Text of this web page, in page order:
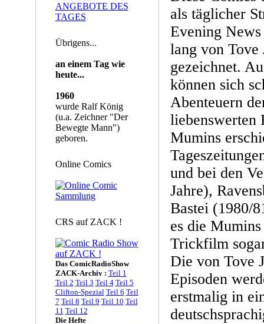
ANGEBOTE DES
TAGES
Übrigens...
an einem Tag wie
heute...
1960
wurde Ralf König
(u.a. Zeichner "Der
Bewegte Mann")
geboren.
Online Comics
CRS auf ZACK !
Das ComicRadioShow
ZACK-Archiv : Teil 1
Teil 2 Teil 3 Teil 4 Teil 5
Clifton-Spezial Teil 6 Teil
7 Teil 8 Teil 9 Teil 10 Teil
11 Teil 12
Die Hefte
als täglicher
Evening
lang von Tove
gezeichnet.
können sich
Abenteuern
liebenswerten
Mumins
und bei den
Jahre),
Bastei (1980/
es die
Trickfilm
Die von Tove
Episoden
erstmalig in